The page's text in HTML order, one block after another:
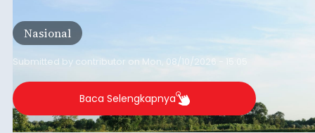
yang belum banyak dicermati adalah dari mana
sumber susu yang digunakan.
Nasional
Submitted by contributor on Mon, 08/10/2026 - 15:05
Baca Selengkapnya